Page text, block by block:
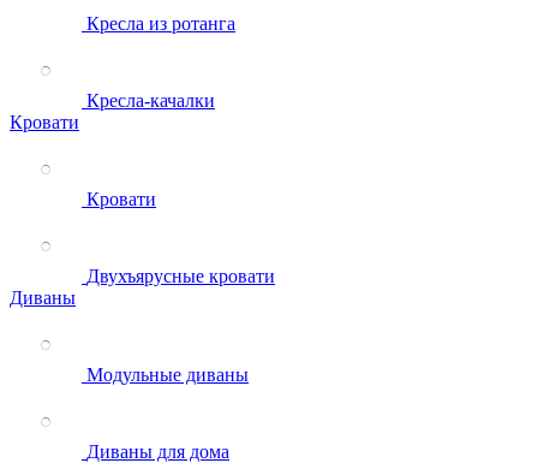
Кресла из ротанга
Кресла-качалки
Кровати
Кровати
Двухъярусные кровати
Диваны
Модульные диваны
Диваны для дома